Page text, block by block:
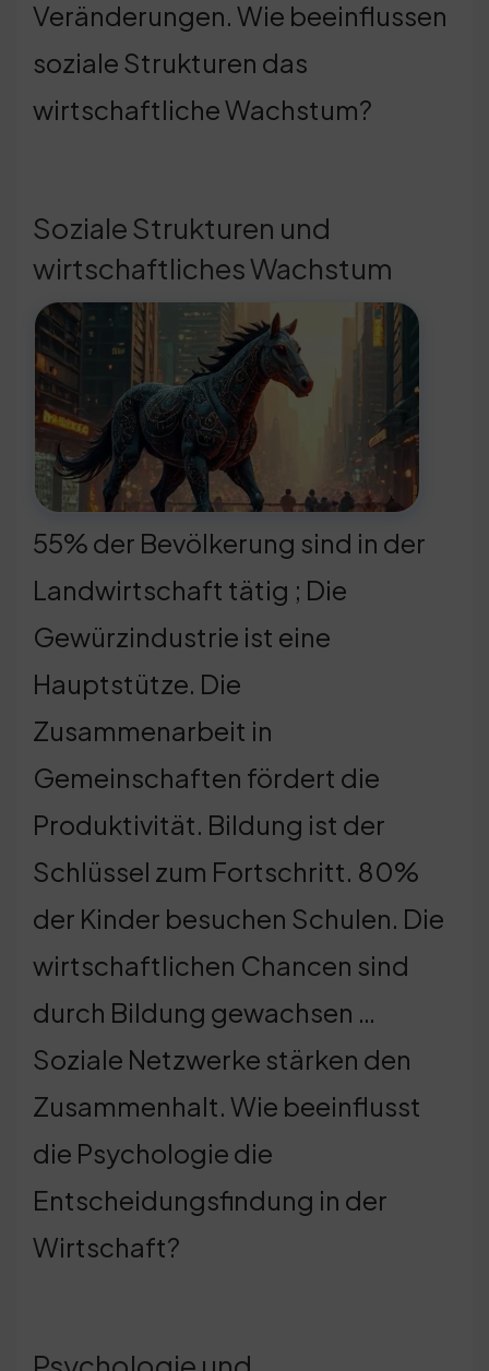
Veränderungen. Wie beeinflussen
soziale Strukturen das
wirtschaftliche Wachstum?
Soziale Strukturen und
wirtschaftliches Wachstum
55% der Bevölkerung sind in der
Landwirtschaft tätig ; Die
Gewürzindustrie ist eine
Hauptstütze. Die
Zusammenarbeit in
Gemeinschaften fördert die
Produktivität. Bildung ist der
Schlüssel zum Fortschritt. 80%
der Kinder besuchen Schulen. Die
wirtschaftlichen Chancen sind
durch Bildung gewachsen …
Soziale Netzwerke stärken den
Zusammenhalt. Wie beeinflusst
die Psychologie die
Entscheidungsfindung in der
Wirtschaft?